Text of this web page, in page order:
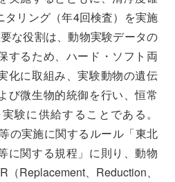
タリング（年4回検査）を実施
な役割は、動物実験データの
するため、ハード・ソフト両
化に取組み、実験動物の遺伝
び微生物的統御を行い、恒常
験に供給することである。
の実施に関するルール「東北
に関する規程」に則り、動物
Replacement、Reduction、